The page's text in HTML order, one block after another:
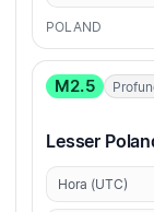
POLAND
M2.5
Lesser
Hora (UTC)